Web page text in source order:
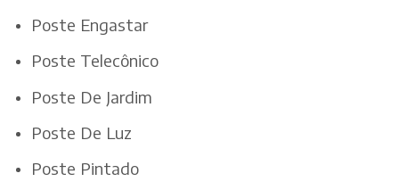
Poste Engastar
Poste Telecônico
Poste De Jardim
Poste De Luz
Poste Pintado